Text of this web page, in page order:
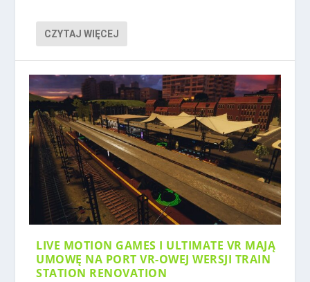
CZYTAJ WIĘCEJ
LIVE MOTION GAMES I ULTIMATE VR MAJĄ
UMOWĘ NA PORT VR-OWEJ WERSJI TRAIN
STATION RENOVATION